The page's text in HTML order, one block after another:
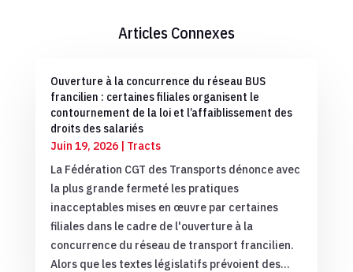
Articles Connexes
Ouverture à la concurrence du réseau BUS
francilien : certaines filiales organisent le
contournement de la loi et l’affaiblissement des
droits des salariés
Juin 19, 2026| Tracts
La Fédération CGT des Transports dénonce avec
la plus grande fermeté les pratiques
inacceptables mises en œuvre par certaines
filiales dans le cadre de l'ouverture à la
concurrence du réseau de transport francilien.
Alors que les textes législatifs prévoient des...